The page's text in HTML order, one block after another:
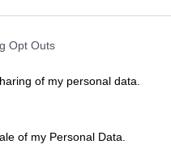
Opt Outs
of my personal data.
of my Personal Data.
cerca el universo de